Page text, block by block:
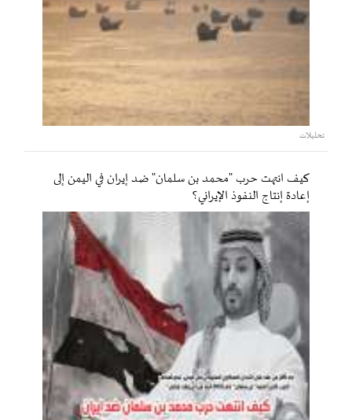
تحليلات
كيف انتهت حرب "محمد بن سلمان" ضد إيران في اليمن إلى
إعادة إنتاج النفوذ الإيراني؟